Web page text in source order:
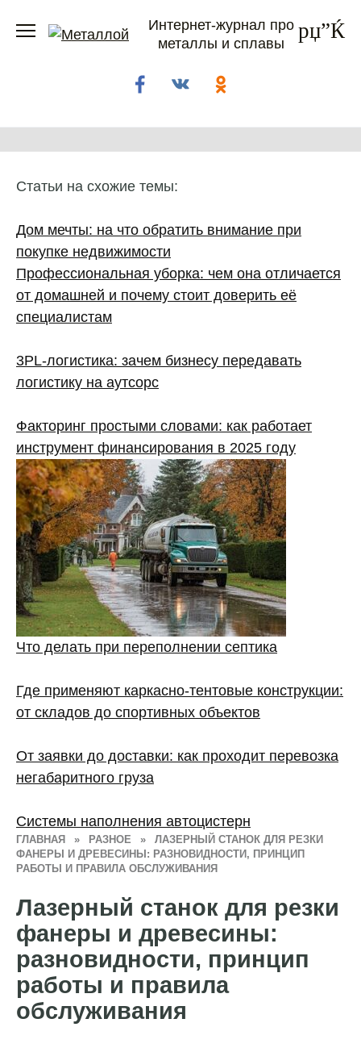
Интернет-журнал про
металлы и сплавы
ГЛАВНАЯ » РАЗНОЕ »
ЛАЗЕРНЫЙ СТАНОК ДЛЯ РЕЗКИ
ФАНЕРЫ И ДРЕВЕСИНЫ: РАЗНОВИДНОСТИ, ПРИНЦИП
РАБОТЫ И ПРАВИЛА ОБСЛУЖИВАНИЯ
Лазерный станок для резки
фанеры и древесины:
разновидности, принцип
работы и правила
обслуживания
Статьи на схожие темы:
Дом мечты: на что обратить внимание при
покупке недвижимости
Профессиональная уборка: чем она отличается
от домашней и почему стоит доверить её
специалистам
3PL‑логистика: зачем бизнесу передавать
логистику на аутсорс
Факторинг простыми словами: как работает
инструмент финансирования в 2025 году
Что делать при переполнении септика
Где применяют каркасно‑тентовые конструкции:
от складов до спортивных объектов
От заявки до доставки: как проходит перевозка
негабаритного груза
Системы наполнения автоцистерн